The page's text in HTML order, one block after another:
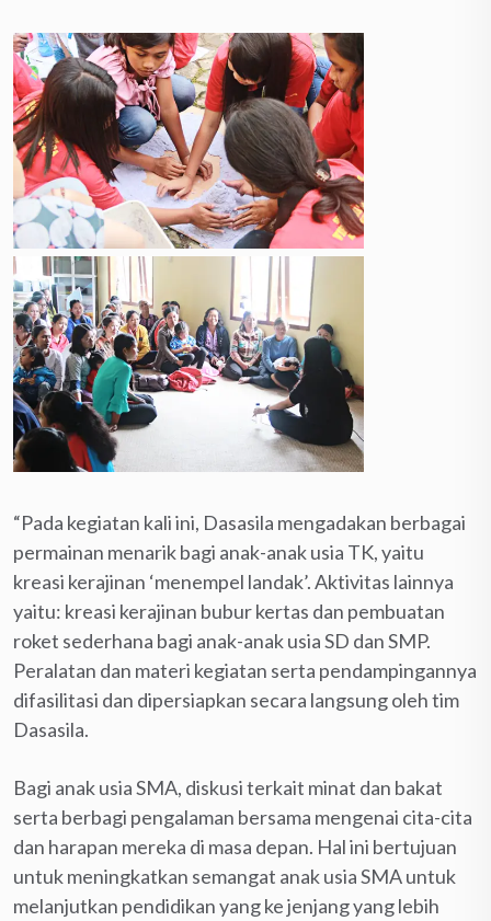
“Pada kegiatan kali ini, Dasasila mengadakan berbagai
permainan menarik bagi anak-anak usia TK, yaitu
kreasi kerajinan ‘menempel landak’. Aktivitas lainnya
yaitu: kreasi kerajinan bubur kertas dan pembuatan
roket sederhana bagi anak-anak usia SD dan SMP.
Peralatan dan materi kegiatan serta pendampingannya
difasilitasi dan dipersiapkan secara langsung oleh tim
Dasasila.
Bagi anak usia SMA, diskusi terkait minat dan bakat
serta berbagi pengalaman bersama mengenai cita-cita
dan harapan mereka di masa depan. Hal ini bertujuan
untuk meningkatkan semangat anak usia SMA untuk
melanjutkan pendidikan yang ke jenjang yang lebih